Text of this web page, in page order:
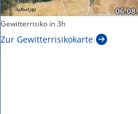
Gewitterrisiko in 3h
Zur Gewitterrisikokarte